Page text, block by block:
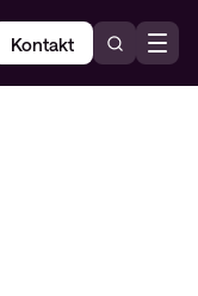
Kontakt